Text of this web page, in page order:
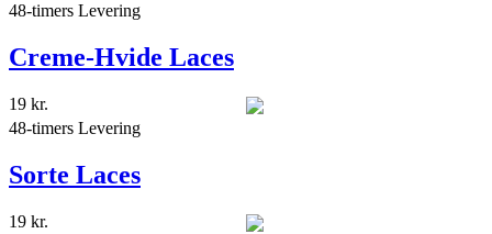
48-timers Levering
Creme-Hvide Laces
19 kr.
48-timers Levering
Sorte Laces
19 kr.